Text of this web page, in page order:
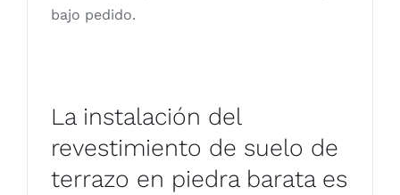
bajo pedido.
La instalación del
revestimiento de suelo de
terrazo en piedra barata es